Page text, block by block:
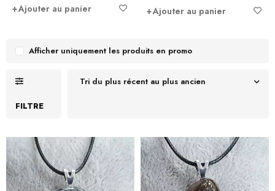
Ajouter au panier
5 Ajouter au panier
FILTRE
Tri du plus récent au plus ancien
Afficher uniquement les produits en promo